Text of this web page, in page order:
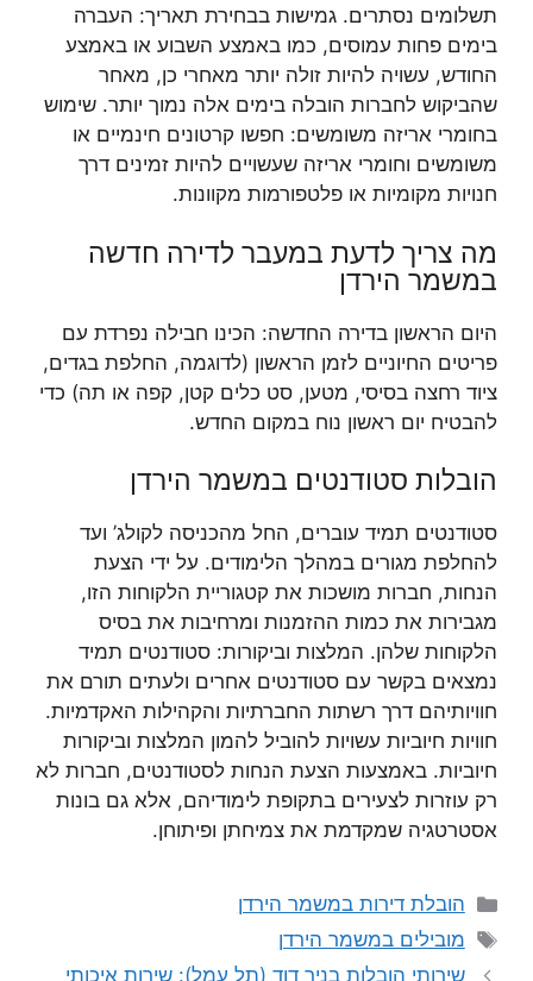
תשלומים נסתרים. גמישות בבחירת תאריך: העברה
בימים פחות עמוסים, כמו באמצע השבוע או באמצע
החודש, עשויה להיות זולה יותר מאחרי כן, מאחר
שהביקוש לחברות הובלה בימים אלה נמוך יותר. שימוש
בחומרי אריזה משומשים: חפשו קרטונים חינמיים או
משומשים וחומרי אריזה שעשויים להיות זמינים דרך
חנויות מקומיות או פלטפורמות מקוונות.
מה צריך לדעת במעבר לדירה חדשה
במשמר הירדן
היום הראשון בדירה החדשה: הכינו חבילה נפרדת עם
פריטים החיוניים לזמן הראשון (לדוגמה, החלפת בגדים,
ציוד רחצה בסיסי, מטען, סט כלים קטן, קפה או תה) כדי
להבטיח יום ראשון נוח במקום החדש.
הובלות סטודנטים במשמר הירדן
סטודנטים תמיד עוברים, החל מהכניסה לקולג’ ועד
להחלפת מגורים במהלך הלימודים. על ידי הצעת
הנחות, חברות מושכות את קטגוריית הלקוחות הזו,
מגבירות את כמות ההזמנות ומרחיבות את בסיס
הלקוחות שלהן. המלצות וביקורות: סטודנטים תמיד
נמצאים בקשר עם סטודנטים אחרים ולעתים תורם את
חוויותיהם דרך רשתות החברתיות והקהילות האקדמיות.
חוויות חיוביות עשויות להוביל להמון המלצות וביקורות
חיוביות. באמצעות הצעת הנחות לסטודנטים, חברות לא
רק עוזרות לצעירים בתקופת לימודיהם, אלא גם בונות
אסטרטגיה שמקדמת את צמיחתן ופיתוחן.
קטגוריות
הובלת דירות במשמר הירדן
תגיות
מובילים במשמר הירדן
שירותי הובלות בניר דוד (תל עמל): שירות איכותי